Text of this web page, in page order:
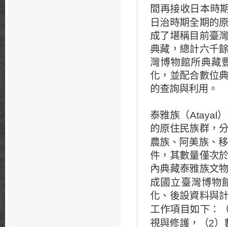
間再接收日本時
日治時期全期的
成了堪稱目前臺
典藏，總計六千
灣博物館所典藏
化，並配合數位
的查詢與利用。
泰雅族（Atayal
的原住民族群，
農族、阿美族、
件，其數量僅次
內典藏泰雅族文
成國立臺灣博物
化、後設資料與
工作項目如下：
視與修護，（2）